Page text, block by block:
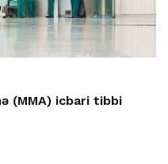
(MMA) icbari tibbi